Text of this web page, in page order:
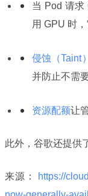
当 Pod 请求
用 GPU 时
侵蚀（Taint
并防止不需
资源配额让
此外，谷歌还提供
来源：
https://